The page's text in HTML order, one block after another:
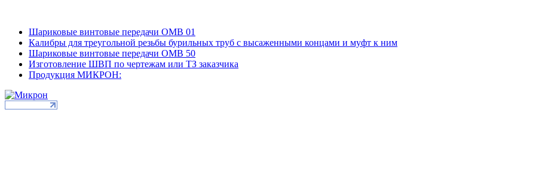
Шариковые винтовые передачи ОМВ 01
Калибры для треугольной резьбы бурильных труб с высаженными концами и муфт к ним
Шариковые винтовые передачи ОМВ 50
Изготовление ШВП по чертежам или ТЗ заказчика
Продукция МИКРОН: